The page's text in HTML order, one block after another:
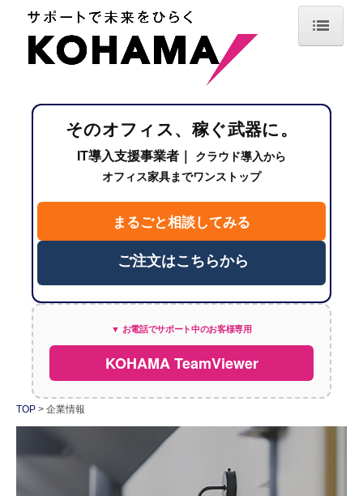
TOP
サービス案内
IT機器導入・デジタル化支援
オフィスデザイン・空間設計
企業情報
採用情報
お問い合わせ
そのオフィス、稼ぐ武器に。
IT導入支援事業者｜
クラウド導入から
オフィス家具までワンストップ
まるごと相談してみる
ご注文はこちらから
▼ お電話でサポート中のお客様専用
KOHAMA TeamViewer
TOP 企業情報